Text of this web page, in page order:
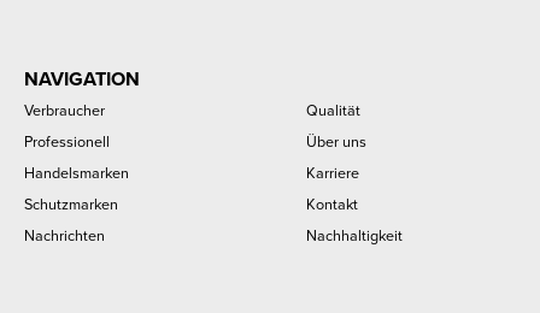
NAVIGATION
Verbraucher
Professionell
Handelsmarken
Schutzmarken
Nachrichten
Qualität
Über uns
Karriere
Kontakt
Nachhaltigkeit